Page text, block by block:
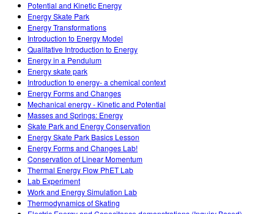
Potential and Kinetic Energy
Energy Skate Park
Energy Transformations
Introduction to Energy Model
Qualitative Introduction to Energy
Energy in a Pendulum
Energy skate park
Introduction to energy- a chemical context
Energy Forms and Changes
Mechanical energy - Kinetic and Potential
Masses and Springs: Energy
Skate Park and Energy Conservation
Energy Skate Park Basics Lesson
Energy Forms and Changes Lab!
Conservation of Linear Momentum
Thermal Energy Flow PhET Lab
Lab Experiment
Work and Energy Simulation Lab
Thermodynamics of Skating